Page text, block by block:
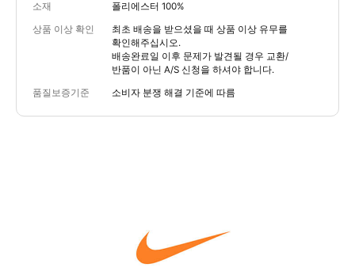
소재 폴리에스터 100%
상품 이상 확인
최초 배송을 받으셨을 때 상품 이상 유무를
확인해주십시오.
배송완료일 이후 문제가 발견될 경우 교환/
반품이 아닌 A/S 신청을 하셔야 합니다.
품질보증기준 소비자 분쟁 해결 기준에 따름